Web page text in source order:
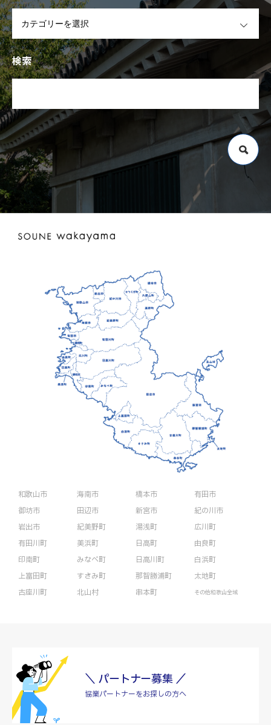
OPEN
検索
和歌山市 海南市 橋本市
有田市
御坊市
田辺市 新宮市
紀の川市
岩出市
紀美野町 湯浅町
広川町
有田川町
美浜町 日高町
由良町
印南町
みなべ町 日高川町
白浜町
上富田町
すさみ町 那智勝浦町
太地町
古座川町
北山村 串本町 その他和歌山全域
＼ パートナー募集 ／
協業パートナーをお探しの方へ